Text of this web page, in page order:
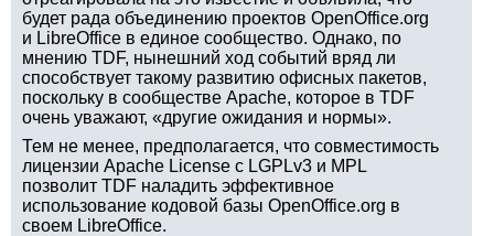
будет рада объединению проектов OpenOffice.org
и LibreOffice в единое сообщество. Однако, по
мнению TDF, нынешний ход событий вряд ли
способствует такому развитию офисных пакетов,
поскольку в сообществе Apache, которое в TDF
очень уважают, «другие ожидания и нормы».
Тем не менее, предполагается, что совместимость
лицензии Apache License с LGPLv3 и MPL
позволит TDF наладить эффективное
использование кодовой базы OpenOffice.org в
своем LibreOffice.